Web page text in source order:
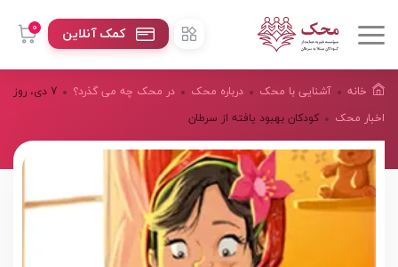
0 کمک آنلاین
خانه آشنایی با محک درباره محک
در محک چه می گذرد؟
اخبار محک
7 دی، روز
کودکان بهبود یافته از سرطان